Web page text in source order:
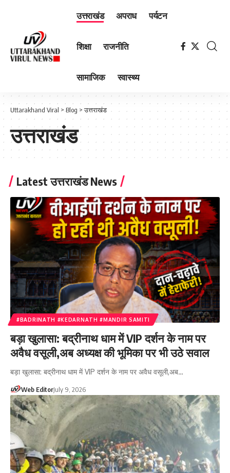
उत्तराखंड अपराध पर्यटन
शिक्षा राजनीति
सामाजिक स्वास्थ्य
Uttarakhand Viral >Blog >उत्तराखंड
उत्तराखंड
Latest उत्तराखंड News
#BADRINATH #KEDARNATH #MANDIR SAMITI
बड़ा खुलासा: बद्रीनाथ धाम में VIP दर्शन के नाम पर
अवैध वसूली,अब अध्यक्ष की भूमिका पर भी उठे सवाल
बड़ा खुलासा: बद्रीनाथ धाम में VIP दर्शन के नाम पर अवैध वसूली,अब…
Web EditorJuly 9, 2026